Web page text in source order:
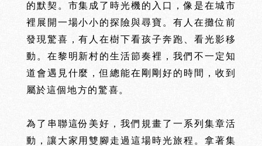
的默契。市集成了時光機的入口，像是在城市
裡展開一場小小的探險與尋寶。有人在攤位前
發現驚喜，有人在樹下看孩子奔跑、看光影移
動。在黎明新村的生活節奏裡，我們不一定知
道會遇見什麼，但總能在剛剛好的時間，收到
屬於這個地方的驚喜。
為了串聯這份美好，我們規畫了一系列集章活
動，讓大家用雙腳走過這場時光旅程。拿著集